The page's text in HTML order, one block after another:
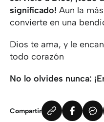
significado! Aun la
convierte en una
Dios te ama, y le
todo corazón
No lo olvides nunca:
Compartir